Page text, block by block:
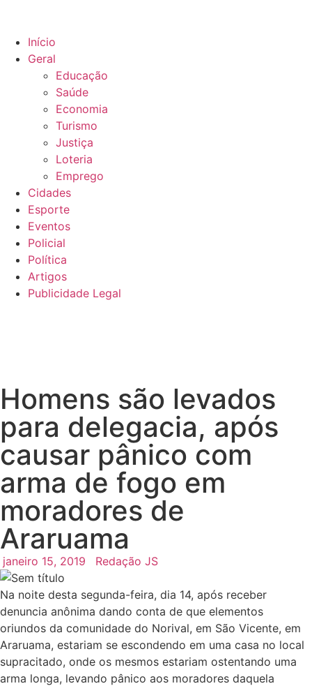
Início
Geral
Educação
Saúde
Economia
Turismo
Justiça
Loteria
Emprego
Cidades
Esporte
Eventos
Policial
Política
Artigos
Publicidade Legal
Homens são levados
para delegacia, após
causar pânico com
arma de fogo em
moradores de
Araruama
janeiro 15, 2019 Redação JS
Na noite desta segunda-feira, dia 14, após receber
denuncia anônima dando conta de que elementos
oriundos da comunidade do Norival, em São Vicente, em
Araruama, estariam se escondendo em uma casa no local
supracitado, onde os mesmos estariam ostentando uma
arma longa, levando pânico aos moradores daquela